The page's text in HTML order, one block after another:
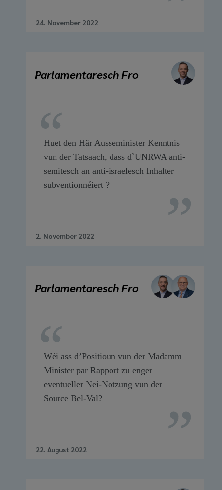
24. November 2022
Parlamentaresch Fro
Huet den Här Ausseminister Kenntnis
vun der Tatsaach, dass d`UNRWA anti-
semitesch an anti-israelesch Inhalter
subventionnéiert ?
2. November 2022
Parlamentaresch Fro
Wéi ass d’Positioun vun der Madamm
Minister par Rapport zu enger
eventueller Nei-Notzung vun der
Source Bel-Val?
22. August 2022